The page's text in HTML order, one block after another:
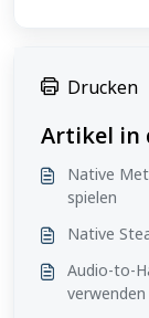
Drucken
Artikel in
Native
spielen
Native
Audio-to-
verwenden